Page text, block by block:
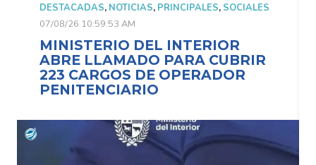
DESTACADAS,NOTICIAS,PRINCIPALES,SOCIALES
07/08/26 10:59:53 AM
MINISTERIO DEL INTERIOR
ABRE LLAMADO PARA CUBRIR
223 CARGOS DE OPERADOR
PENITENCIARIO